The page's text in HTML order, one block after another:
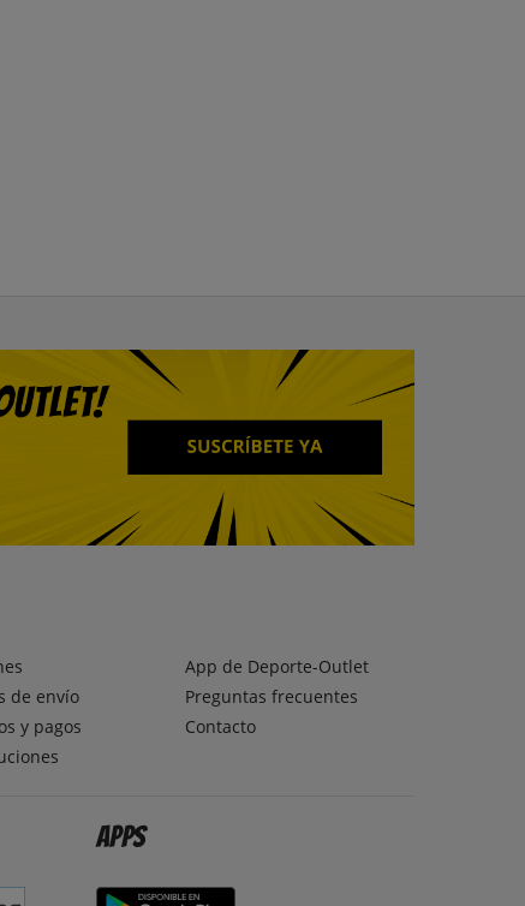
de envío
y pagos
App de Deporte-Outlet
Preguntas frecuentes
Contacto
Apps